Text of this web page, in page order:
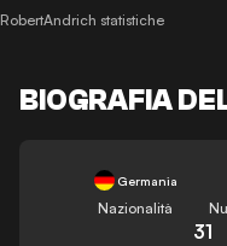
RobertAndrich statistiche
BIOGRAFIA
Germania
Nazionalità
31